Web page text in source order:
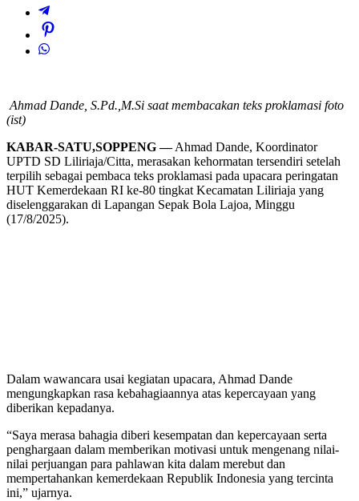
Ahmad Dande, S.Pd.,M.Si saat membacakan teks proklamasi foto
(ist)
KABAR-SATU,SOPPENG —Ahmad Dande, Koordinator
UPTD SD Liliriaja/Citta, merasakan kehormatan tersendiri setelah
terpilih sebagai pembaca teks proklamasi pada upacara peringatan
HUT Kemerdekaan RI ke-80 tingkat Kecamatan Liliriaja yang
diselenggarakan di Lapangan Sepak Bola Lajoa, Minggu
(17/8/2025).
Dalam wawancara usai kegiatan upacara, Ahmad Dande
mengungkapkan rasa kebahagiaannya atas kepercayaan yang
diberikan kepadanya.
“Saya merasa bahagia diberi kesempatan dan kepercayaan serta
penghargaan dalam memberikan motivasi untuk mengenang nilai-
nilai perjuangan para pahlawan kita dalam merebut dan
mempertahankan kemerdekaan Republik Indonesia yang tercinta
ini,” ujarnya.